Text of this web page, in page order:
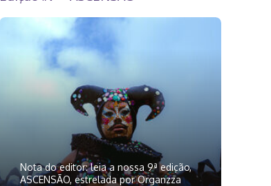
Nota do editor: leia a nossa 9ª edição,
ASCENSÃO, estrelada por Organzza